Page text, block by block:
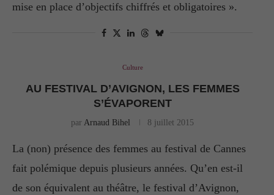
mise en place d’objectifs chiffrés et obligatoires ».
Culture
AU FESTIVAL D’AVIGNON, LES FEMMES
S’ÉVAPORENT
par Arnaud Bihel 8 juillet 2015
La (non) présence des femmes au festival de Cannes
fait polémique depuis plusieurs années. Qu’en est-il
de son équivalent au théâtre, le festival d’Avignon,